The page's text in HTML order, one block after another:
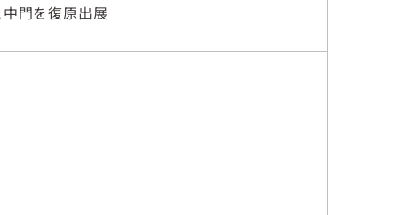
門を復原出展